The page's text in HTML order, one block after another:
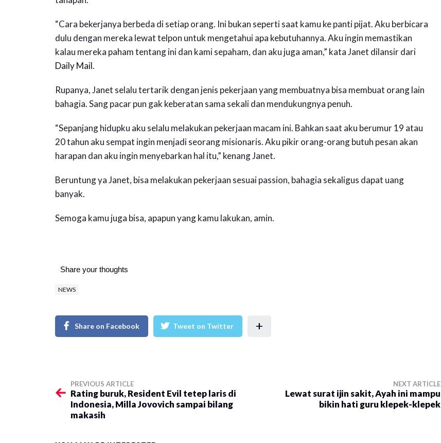
“Cara bekerjanya berbeda di setiap orang. Ini bukan seperti saat kamu ke panti pijat. Aku berbicara
dulu dengan mereka lewat telpon untuk mengetahui apa kebutuhannya. Aku ingin memastikan
kalau mereka paham tentang ini dan kami sepaham, dan aku juga aman,” kata Janet dilansir dari
Daily Mail.
Rupanya, Janet selalu tertarik dengan jenis pekerjaan yang membuatnya bisa membuat orang lain
bahagia. Sang pacar pun gak keberatan sama sekali dan mendukungnya penuh.
“Sepanjang hidupku aku selalu melakukan pekerjaan macam ini. Bahkan saat aku berumur 19 atau
20 tahun aku sempat ingin menjadi seorang misionaris. Aku pikir orang-orang butuh pesan akan
harapan dan aku ingin menyebarkan hal itu,” kenang Janet.
Beruntung ya Janet, bisa melakukan pekerjaan sesuai passion, bahagia sekaligus dapat uang
banyak.
Semoga kamu juga bisa, apapun yang kamu lakukan, amin.
Share your thoughts
NEWS
Share on Facebook Tweet on Twitter +
PREVIOUS ARTICLE
Rating buruk, Resident Evil tetep laris di
Indonesia, Milla Jovovich sampai bilang
makasih
NEXT ARTICLE
Lewat surat ijin sakit, Ayah ini mampu
bikin hati guru klepek-klepek